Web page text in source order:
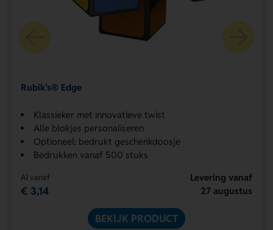
Rubik’s® Edge
Klassieker met innovatieve twist
Alle blokjes personaliseren
Optioneel: bedrukt geschenkdoosje
Bedrukken vanaf 500 stuks
Al vanaf
€ 3,14
Levering vanaf
27 augustus
BEKIJK PRODUCT